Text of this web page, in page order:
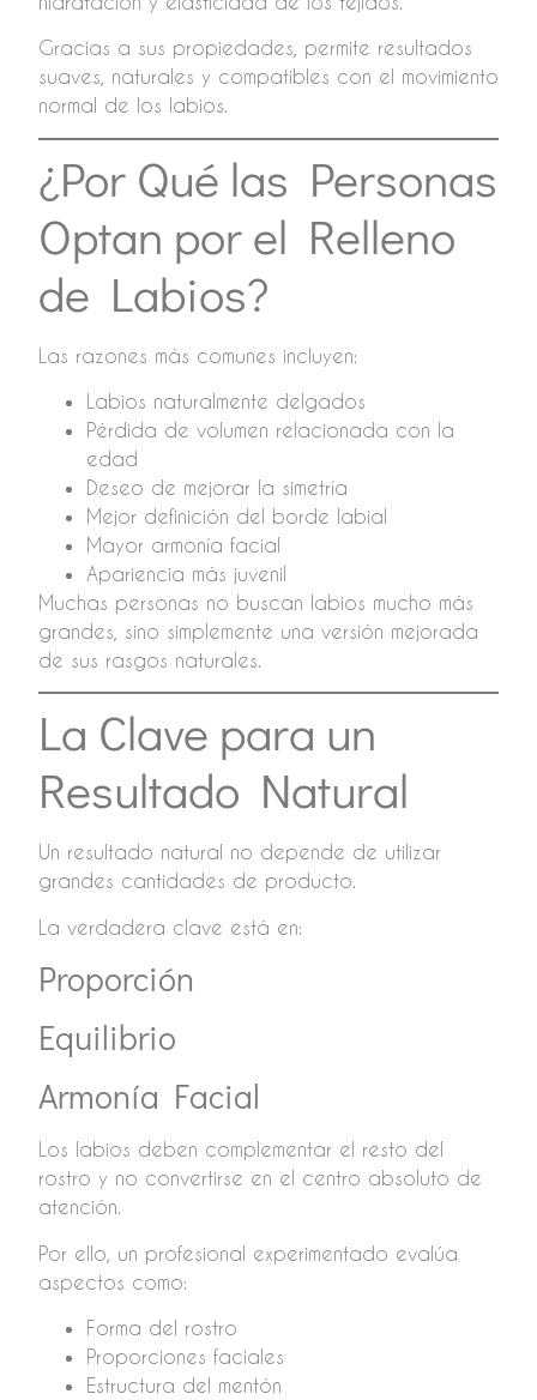
Gracias a sus propiedades, permite resultados
suaves, naturales y compatibles con el movimiento
normal de los labios.
¿Por Qué las Personas
Optan por el Relleno
de Labios?
Las razones más comunes incluyen:
Labios naturalmente delgados
Pérdida de volumen relacionada con la
edad
Deseo de mejorar la simetría
Mejor definición del borde labial
Mayor armonía facial
Apariencia más juvenil
Muchas personas no buscan labios mucho más
grandes, sino simplemente una versión mejorada
de sus rasgos naturales.
La Clave para un
Resultado Natural
Un resultado natural no depende de utilizar
grandes cantidades de producto.
La verdadera clave está en:
Proporción
Equilibrio
Armonía Facial
Los labios deben complementar el resto del
rostro y no convertirse en el centro absoluto de
atención.
Por ello, un profesional experimentado evalúa
aspectos como:
Forma del rostro
Proporciones faciales
Estructura del mentón